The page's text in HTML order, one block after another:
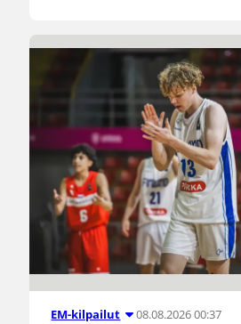
EM-kilpailut 08.08.2026 00:37